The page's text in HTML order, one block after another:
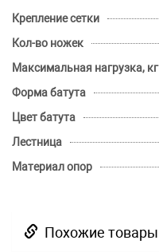
Крепление сетки
Кол-во ножек
Максимальная нагрузка, кг
Форма батута
Цвет батута
Лестница
Материал опор
Похожие товары